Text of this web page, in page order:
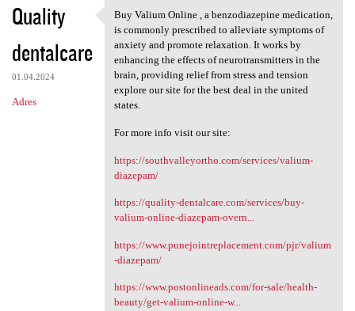
Quality
dentalcare
01.04.2024
Adres
Buy Valium Online , a
Buy Valium Online , a benzodiazepine medication,
is commonly prescribed to alleviate symptoms of
anxiety and promote relaxation. It works by
enhancing the effects of neurotransmitters in the
brain, providing relief from stress and tension
explore our site for the best deal in the united
states.
For more info visit our site:
https://southvalleyortho.com/services/valium-
diazepam/
https://quality-dentalcare.com/services/buy-
valium-online-diazepam-overn...
https://www.punejointreplacement.com/pjr/valium
-diazepam/
https://www.postonlineads.com/for-sale/health-
beauty/get-valium-online-w...